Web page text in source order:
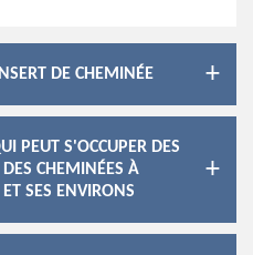
DE CHEMINÉE
PEUT S'OCCUPER DES
CHEMINÉES À
SES ENVIRONS